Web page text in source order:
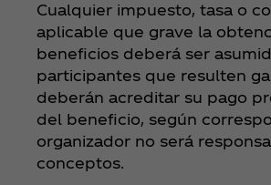
Cualquier impuesto, tasa o
aplicable que grave la
beneficios deberá ser
participantes que resulten
deberán acreditar su pago
del beneficio, según
organizador no será
conceptos.